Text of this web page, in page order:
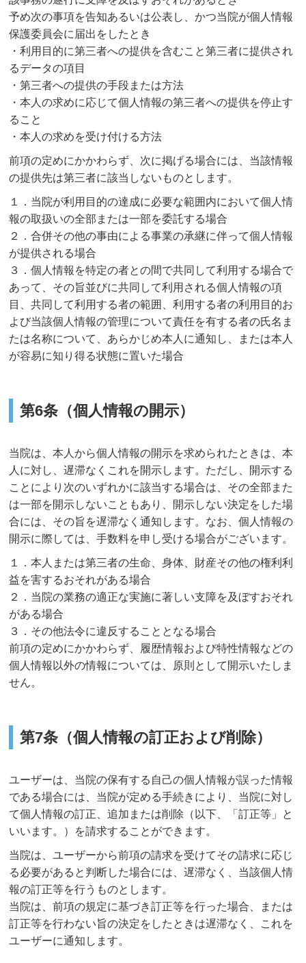
予め次の事項を告知あるいは公表し、かつ当院が個人情報
保護委員会に届出をしたとき
・利用目的に第三者への提供を含むこと第三者に提供され
るデータの項目
・第三者への提供の手段または方法
・本人の求めに応じて個人情報の第三者への提供を停止す
ること
・本人の求めを受け付ける方法
前項の定めにかかわらず、次に掲げる場合には、当該情報
の提供先は第三者に該当しないものとします。
１．当院が利用目的の達成に必要な範囲内において個人情
報の取扱いの全部または一部を委託する場合
２．合併その他の事由による事業の承継に伴って個人情報
が提供される場合
３．個人情報を特定の者との間で共同して利用する場合で
あって、その旨並びに共同して利用される個人情報の項
目、共同して利用する者の範囲、利用する者の利用目的お
よび当該個人情報の管理について責任を有する者の氏名ま
たは名称について、あらかじめ本人に通知し、または本人
が容易に知り得る状態に置いた場合
第6条（個人情報の開示）
当院は、本人から個人情報の開示を求められたときは、本
人に対し、遅滞なくこれを開示します。ただし、開示する
ことにより次のいずれかに該当する場合は、その全部また
は一部を開示しないこともあり、開示しない決定をした場
合には、その旨を遅滞なく通知します。なお、個人情報の
開示に際しては、手数料を申し受ける場合がございます。
１．本人または第三者の生命、身体、財産その他の権利利
益を害するおそれがある場合
２．当院の業務の適正な実施に著しい支障を及ぼすおそれ
がある場合
３．その他法令に違反することとなる場合
前項の定めにかかわらず、履歴情報および特性情報などの
個人情報以外の情報については、原則として開示いたしま
せん。
第7条（個人情報の訂正および削除）
ユーザーは、当院の保有する自己の個人情報が誤った情報
である場合には、当院が定める手続きにより、当院に対し
て個人情報の訂正、追加または削除（以下、「訂正等」と
いいます。）を請求することができます。
当院は、ユーザーから前項の請求を受けてその請求に応じ
る必要があると判断した場合には、遅滞なく、当該個人情
報の訂正等を行うものとします。
当院は、前項の規定に基づき訂正等を行った場合、または
訂正等を行わない旨の決定をしたときは遅滞なく、これを
ユーザーに通知します。